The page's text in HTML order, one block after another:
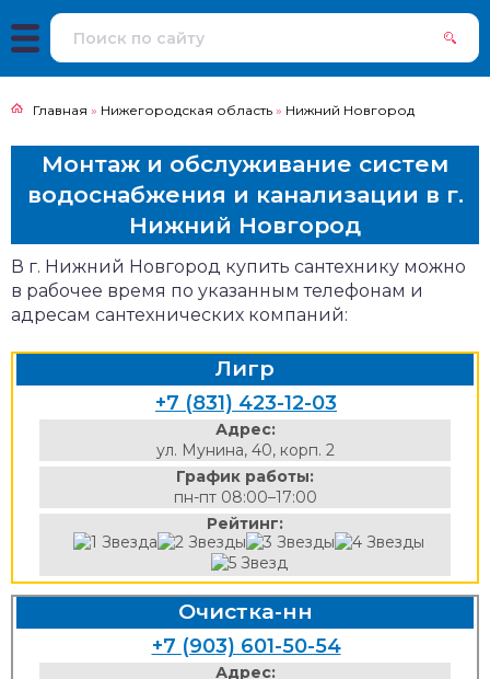
Главная » Нижегородская область » Нижний Новгород
Монтаж и обслуживание систем
водоснабжения и канализации в г.
Нижний Новгород
В г. Нижний Новгород купить сантехнику можно
в рабочее время по указанным телефонам и
адресам сантехнических компаний:
Лигр
+7 (831) 423-12-03
Адрес:
ул. Мунина, 40, корп. 2
График работы:
пн-пт 08:00–17:00
Рейтинг:
Очистка-нн
+7 (903) 601-50-54
Адрес: